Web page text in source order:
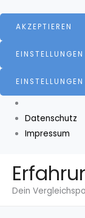
AKZEPTIEREN
Datenschutz
Impressum
Inhalt
springen
Dein